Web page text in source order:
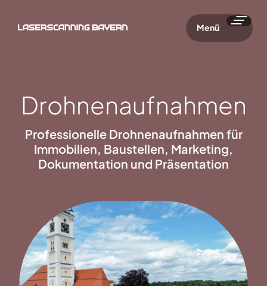
Menü
Drohnenaufnahmen
Professionelle Drohnenaufnahmen für
Immobilien, Baustellen, Marketing,
Dokumentation und Präsentation